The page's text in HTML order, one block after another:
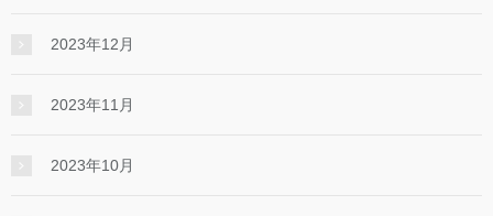
2023年12月
2023年11月
2023年10月